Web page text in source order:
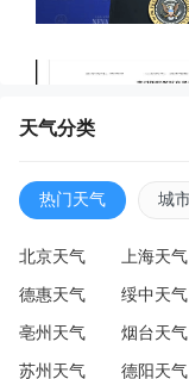
天气分类
热门天气 城
北京天气 上海天气
德惠天气 绥中天气
亳州天气 烟台天气
苏州天气 德阳天气